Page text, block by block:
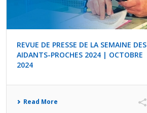
REVUE DE PRESSE DE LA SEMAINE DES
AIDANTS-PROCHES 2024 | OCTOBRE
2024
Read More